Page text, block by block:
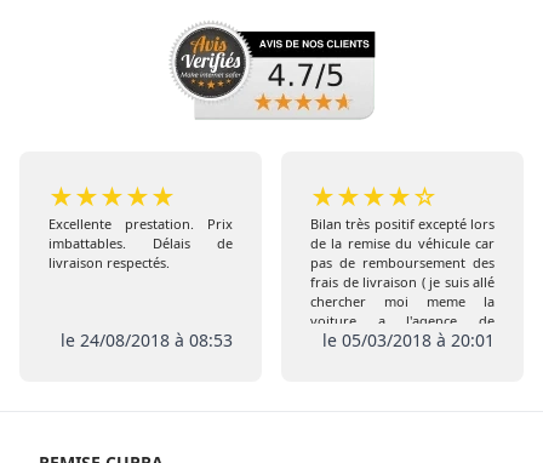
★★★★★
Excellente prestation. Prix
imbattables. Délais de
livraison respectés.
le 24/08/2018 à 08:53
★★★★☆
Bilan très positif excepté lors
de la remise du véhicule car
pas de remboursement des
frais de livraison ( je suis allé
chercher moi meme la
voiture a l'agence de
Coigneres) comme prévu
le 05/03/2018 à 20:01